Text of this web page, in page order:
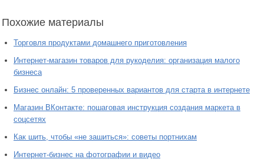
Похожие материалы
Торговля продуктами домашнего приготовления
Интернет-магазин товаров для рукоделия: организация малого
бизнеса
Бизнес онлайн: 5 проверенных вариантов для старта в интернете
Магазин ВКонтакте: пошаговая инструкция создания маркета в
соцсетях
Как шить, чтобы «не зашиться»: советы портнихам
Интернет-бизнес на фотографии и видео